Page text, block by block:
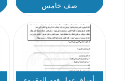
صف خامس